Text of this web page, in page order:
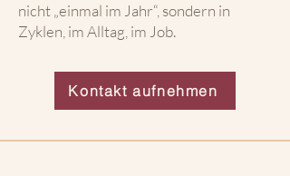
nicht „einmal im Jahr“, sondern in
Zyklen, im Alltag, im Job.
Kontakt aufnehmen